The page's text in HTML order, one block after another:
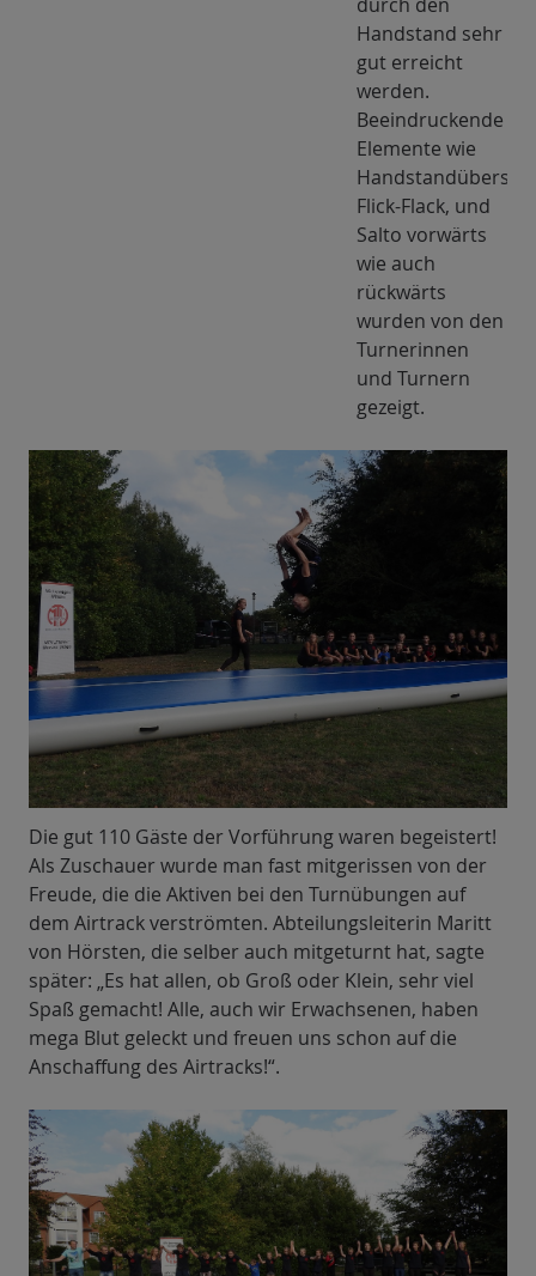
Handstand sehr
gut erreicht
werden.
Beeindruckende
Elemente wie
Flick-Flack, und
Salto vorwärts
wie auch
rückwärts
wurden von den
Turnerinnen
und Turnern
gezeigt.
Die gut 110 Gäste der Vorführung waren begeistert!
Als Zuschauer wurde man fast mitgerissen von der
Freude, die die Aktiven bei den Turnübungen auf
dem Airtrack verströmten. Abteilungsleiterin Maritt
von Hörsten, die selber auch mitgeturnt hat, sagte
später: „Es hat allen, ob Groß oder Klein, sehr viel
Spaß gemacht! Alle, auch wir Erwachsenen, haben
mega Blut geleckt und freuen uns schon auf die
Anschaffung des Airtracks!“.